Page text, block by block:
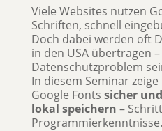
Viele Websites nutzen
Schriften, schnell
Doch dabei werden oft
in den USA übertragen
Datenschutzproblem
In diesem Seminar
Google Fonts sicher
lokal speichern –
Programmierkenntnisse.